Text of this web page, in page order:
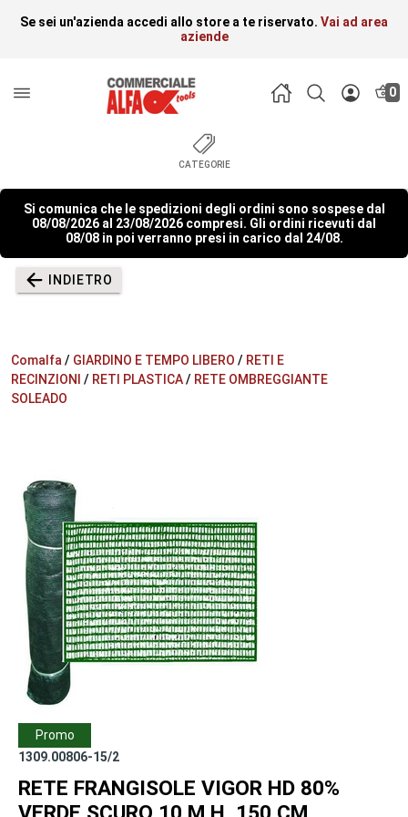
Se sei un'azienda accedi allo store a te riservato. Vai ad area
aziende
0
CATEGORIE
Si comunica che le spedizioni degli ordini sono sospese dal
08/08/2026 al 23/08/2026 compresi. Gli ordini ricevuti dal
08/08 in poi verranno presi in carico dal 24/08.
INDIETRO
Comalfa / GIARDINO E TEMPO LIBERO / RETI E
RECINZIONI / RETI PLASTICA/ RETE OMBREGGIANTE
SOLEADO
Promo
1309.00806-15/2
RETE FRANGISOLE VIGOR HD 80%